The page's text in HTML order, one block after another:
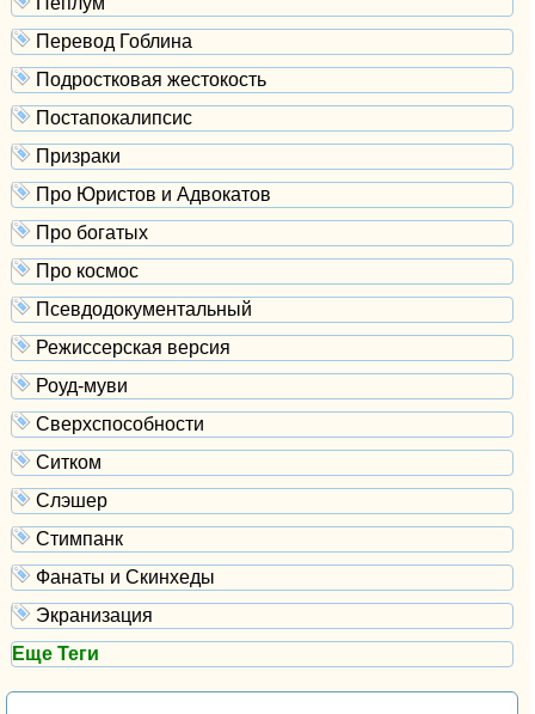
Перевод Гоблина
Подростковая жестокость
Постапокалипсис
Призраки
Про Юристов и Адвокатов
Про богатых
Про космос
Псевдодокументальный
Режиссерская версия
Роуд-муви
Сверхспособности
Ситком
Слэшер
Стимпанк
Фанаты и Скинхеды
Экранизация
Еще Теги